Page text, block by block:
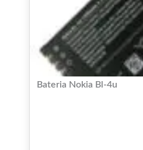
Bateria Nokia Bl-4u